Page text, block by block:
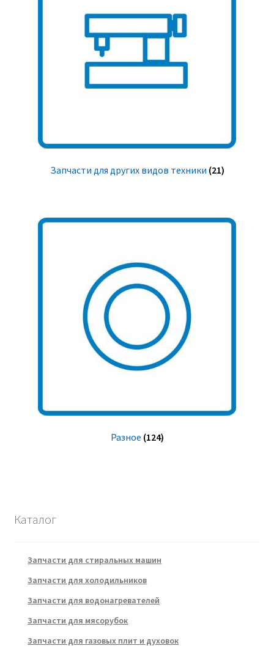
Запчасти для других видов техники (21)
Разное (124)
Каталог
Запчасти для стиральных машин
Запчасти для холодильников
Запчасти для водонагревателей
Запчасти для мясорубок
Запчасти для газовых плит и духовок